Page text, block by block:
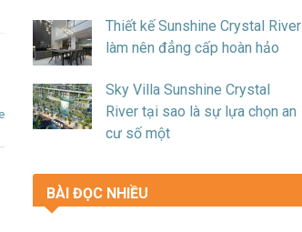
Thiết kế Sunshine Crystal River
làm nên đẳng cấp hoàn hảo
Sky Villa Sunshine Crystal
River tại sao là sự lựa chọn an
cư số một
BÀI ĐỌC NHIỀU